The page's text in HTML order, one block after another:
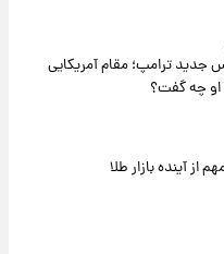
ترامپ؛ مقام آمریکایی
او چه گفت؟
از آینده بازار طلا